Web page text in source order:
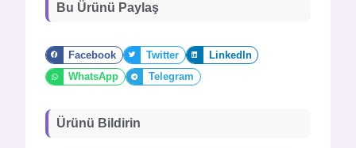
Bu Ürünü Paylaş
Facebook Twitter
LinkedIn
WhatsApp
Telegram
Ürünü Bildirin